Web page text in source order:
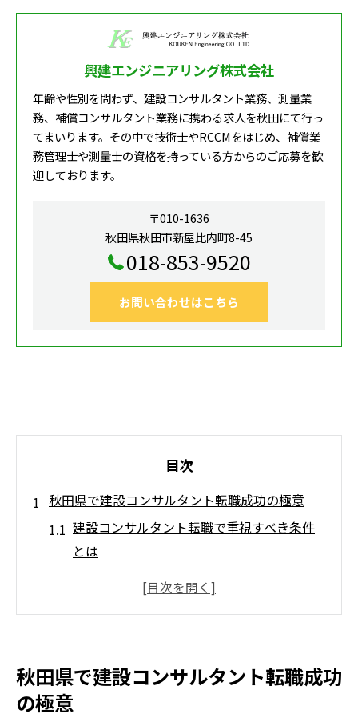
興建エンジニアリング株式会社
年齢や性別を問わず、建設コンサルタント業務、測量業
務、補償コンサルタント業務に携わる求人を秋田にて行っ
てまいります。その中で技術士やRCCMをはじめ、補償業
務管理士や測量士の資格を持っている方からのご応募を歓
迎しております。
〒010-1636
秋田県秋田市新屋比内町8-45
018-853-9520
お問い合わせはこちら
目次
秋田県で建設コンサルタント転職成功の極意
建設コンサルタント転職で重視すべき条件
とは
秋田県の建設コンサルタント転職事情解説
建設コンサルタント業界の勝ち組企業選び
方
秋田県で建設コンサルタント転職成功
の極意